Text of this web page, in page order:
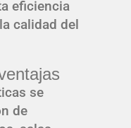
eficiencia
calidad del
se
de